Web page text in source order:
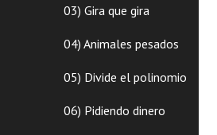
03) Gira que gira
04) Animales pesados
05) Divide el polinomio
06) Pidiendo dinero